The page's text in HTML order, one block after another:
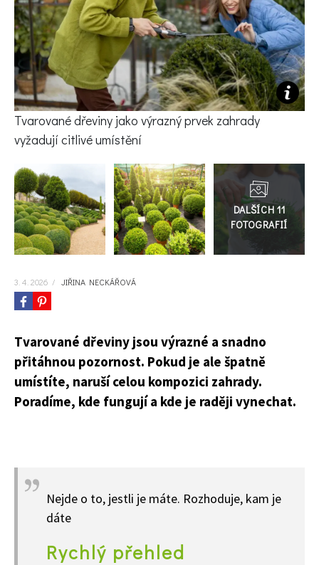
KVÍZY A TESTY
Tvarované dřeviny jako výrazný prvek zahrady
vyžadují citlivé umístění
Přejít
do
galerie
3. 4. 2026 / JIŘINA NECKÁŘOVÁ
Tvarované dřeviny jsou výrazné a snadno
přitáhnou pozornost. Pokud je ale špatně
umístíte, naruší celou kompozici zahrady.
Poradíme, kde fungují a kde je raději vynechat.
Nejde o to, jestli je máte. Rozhoduje, kam je
dáte
Rychlý přehled